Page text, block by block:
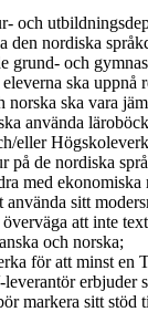
och
den nordiska
grund- och
ska
norska ska vara
använda
eller
på de nordiska
med
sitt
att inte
och norska;
för att minst en
erbjuder
markera sitt stöd